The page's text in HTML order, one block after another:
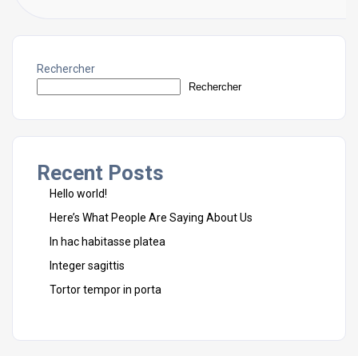
Rechercher
Rechercher
Recent Posts
Hello world!
Here’s What People Are Saying About Us
In hac habitasse platea
Integer sagittis
Tortor tempor in porta